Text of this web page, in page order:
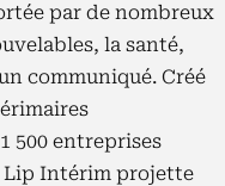
par de nombreux
la santé,
communiqué. Créé
500 entreprises
Lip Intérim projette